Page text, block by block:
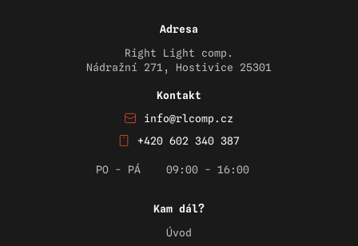
Adresa
Right Light comp.
Nádražní 271, Hostivice 25301
Kontakt
info@rlcomp.cz
+420 602 340 387
PO - PÁ 09:00 - 16:00
Kam dál?
Úvod